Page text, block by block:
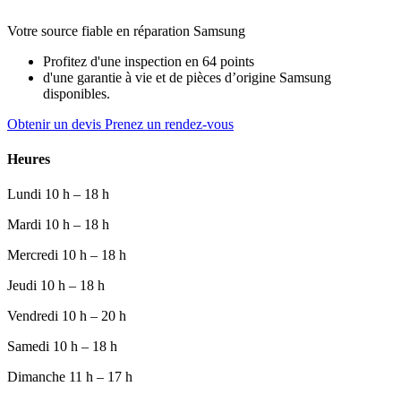
Votre source fiable en réparation Samsung
Profitez d'une inspection en 64 points
d'une garantie à vie et de pièces d’origine Samsung
disponibles.
Obtenir un devis Prenez un rendez-vous
Heures
Lundi 10 h – 18 h
Mardi 10 h – 18 h
Mercredi 10 h – 18 h
Jeudi 10 h – 18 h
Vendredi 10 h – 20 h
Samedi 10 h – 18 h
Dimanche 11 h – 17 h